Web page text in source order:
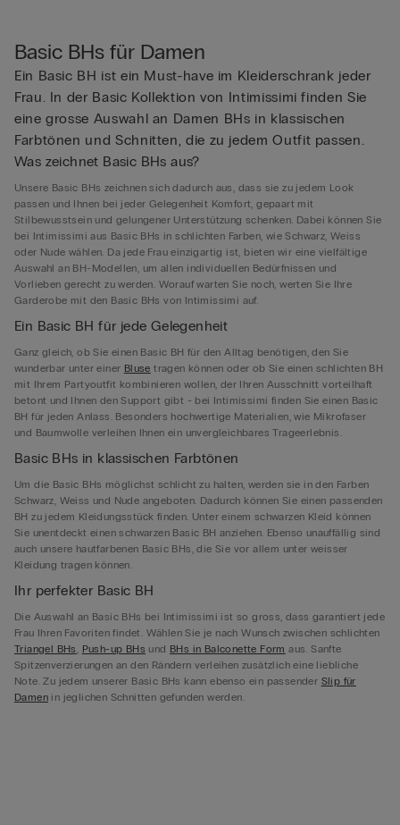
Basic BHs für Damen
Ein Basic BH ist ein Must-have im Kleiderschrank jeder
Frau. In der Basic Kollektion von Intimissimi finden Sie
eine grosse Auswahl an Damen BHs in klassischen
Farbtönen und Schnitten, die zu jedem Outfit passen.
Was zeichnet Basic BHs aus?
Unsere Basic BHs zeichnen sich dadurch aus, dass sie zu jedem Look
passen und Ihnen bei jeder Gelegenheit Komfort, gepaart mit
Stilbewusstsein und gelungener Unterstützung schenken. Dabei können Sie
bei Intimissimi aus Basic BHs in schlichten Farben, wie Schwarz, Weiss
oder Nude wählen. Da jede Frau einzigartig ist, bieten wir eine vielfältige
Auswahl an BH-Modellen, um allen individuellen Bedürfnissen und
Vorlieben gerecht zu werden. Worauf warten Sie noch, werten Sie Ihre
Garderobe mit den Basic BHs von Intimissimi auf.
Ein Basic BH für jede Gelegenheit
Ganz gleich, ob Sie einen Basic BH für den Alltag benötigen, den Sie
wunderbar unter einer Bluse tragen können oder ob Sie einen schlichten BH
mit Ihrem Partyoutfit kombinieren wollen, der Ihren Ausschnitt vorteilhaft
betont und Ihnen den Support gibt - bei Intimissimi finden Sie einen Basic
BH für jeden Anlass. Besonders hochwertige Materialien, wie Mikrofaser
und Baumwolle verleihen Ihnen ein unvergleichbares Trageerlebnis.
Basic BHs in klassischen Farbtönen
Um die Basic BHs möglichst schlicht zu halten, werden sie in den Farben
Schwarz, Weiss und Nude angeboten. Dadurch können Sie einen passenden
BH zu jedem Kleidungsstück finden. Unter einem schwarzen Kleid können
Sie unentdeckt einen schwarzen Basic BH anziehen. Ebenso unauffällig sind
auch unsere hautfarbenen Basic BHs, die Sie vor allem unter weisser
Kleidung tragen können.
Ihr perfekter Basic BH
Die Auswahl an Basic BHs bei Intimissimi ist so gross, dass garantiert jede
Frau Ihren Favoriten findet. Wählen Sie je nach Wunsch zwischen schlichten
Triangel BHs, Push-up BHs und BHs in Balconette Form aus. Sanfte
Spitzenverzierungen an den Rändern verleihen zusätzlich eine liebliche
Note. Zu jedem unserer Basic BHs kann ebenso ein passender Slip für
Damen in jeglichen Schnitten gefunden werden.